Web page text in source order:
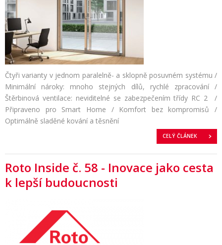
Čtyři varianty v jednom paralelně- a sklopně posuvném systému /
Minimální nároky: mnoho stejných dílů, rychlé zpracování /
Štěrbinová ventilace: neviditelné se zabezpečením třídy RC 2 /
Připraveno pro Smart Home / Komfort bez kompromisů /
Optimálně sladěné kování a těsnění
CELÝ ČLÁNEK
Roto Inside č. 58 - Inovace jako cesta
k lepší budoucnosti